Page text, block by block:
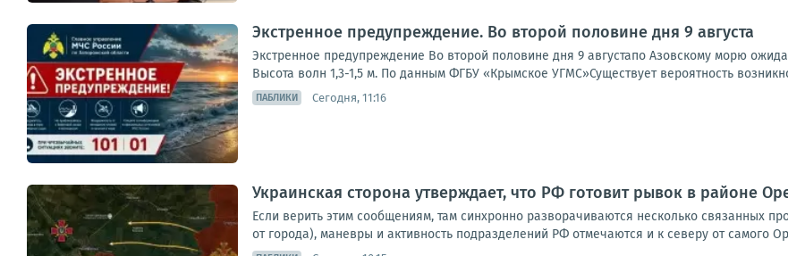
Экстренное предупреждение. Во второй половине дня 9 августа
Экстренное предупреждение Во второй половине дня 9 августапо Азовскому морю
Высота волн 1,3-1,5 м. По данным ФГБУ «Крымское УГМС»Существует вероятность
ПАБЛИКИ Сегодня, 11:16
Украинская сторона утверждает, что РФ готовит рывок в районе
Если верить этим сообщениям, там синхронно разворачиваются несколько связанных
от города), маневры и активность подразделений РФ отмечаются и к северу от самого